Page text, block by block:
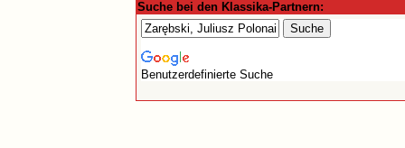
Suche bei den Klassika-Partnern:
Benutzerdefinierte Suche